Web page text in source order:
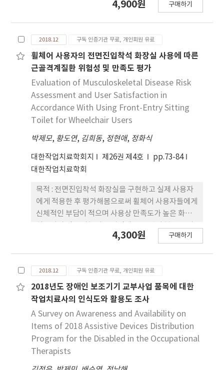
에 향후 연구에서는 본 연구를 토대로 피젯 스피너 훈
회 고령운전자의 자가보고식 운전능력에 대한 경로모
다. 대상자들의 시각과 청력, 운동기능, 인지기능, 우
울 및 자가보고식 운전능력을 평가하였다. 수집된 자
료는 SPSS 21.0을 사용하여 분석하고 가설모형의 검
증을 위해 AMOS 22.0을 사용하여 경로분석을 시행
고식 운전능력 점수가 높았으며 주간 운전일수 6~7일
인 경우는 주 3일 이하에 비해 점수가 높았다. 면허취
상관성을 보였다. 경로모형의 적합성 결과 최종모형
NFI(.949), CFI(1.000)가 모두 .90이상이고
RMSEA(.000)는 0.1이하로 가설모형이 측정 자료에
잘 부합하는 것으로 나타났다. 또한 첫째, 우울, 청력
감퇴, 악력은 고령운전자의 자가보고식 운전능력에
직접적으로 영향을 주는 요인으로 확인되었다. 둘째,
나이는 우울, 악력에 직접적인 영향을 주고, 우울과
악력을 매개하여 자가보고식 운전능력에도 간접적으
역사회 고령운전자의 자가보고식 운전능력에 영향을
주는 요인들의 직·간접적인 관계를 파악하고 자가
보고식 운전능력에 영향을 미치는 다양한 요인들의
4,900원 구매하기
2018.12 구독 인증기관 무료, 개인회원 유료
휠체어 사용자의 전면진입착석 화장실 사용에 따른
근골격계질환 위험성 및 만족도 평가
Evaluation of Musculoskeletal Disease Risk
Assessment and User Satisfaction in
Accordance With Using Front-Entry Sitting
Toilet for Wheelchair Users
박제모, 황도연, 김희동, 정현애, 정화식
대한작업치료학회지 제26권 제4호
pp.73-84
대한작업치료학회
목적 : 전면진입착석 화장실을 구현하고 실제 사용자
에게 적용한 후 평가해봄으로써 휠체어 사용자들에게
신체적인 부담이 적으며 사용상 만족도가 높은 화장
목적이다. 연구방법 : 휠체어 사용자 40명에게 일반적
실과 전면진입착석 화장실에서 화장실 용무를 시연하
는 과제를 수행하도록 하였다. Rapid Entire Body
Assessment(REBA)를 적용한 근골격계질환 위험
성 평가, Quebec Evaluation of Satisfaction
with assistive Technology 2.0(QUEST 2.0)을 활
용한 사용자 만족도 조사, 사용 후 주관적 의견을 평가
하였다. 결과 : REBA 평가 결과 기존의 화장실을 이용
했을 때 점수(6.53±1.15)와 전면진입착석 화장실을
4,300원 구매하기
2018.12 구독 인증기관 무료, 개인회원 유료
2018년도 장애인 보조기기 교부사업 품목에 대한
작업치료사의 인식도와 활용도 조사
A Survey on Awareness and Availability on
Items of 2018 Assistive Devices Distribution
Program for the Disabled in the Occupational
Therapists